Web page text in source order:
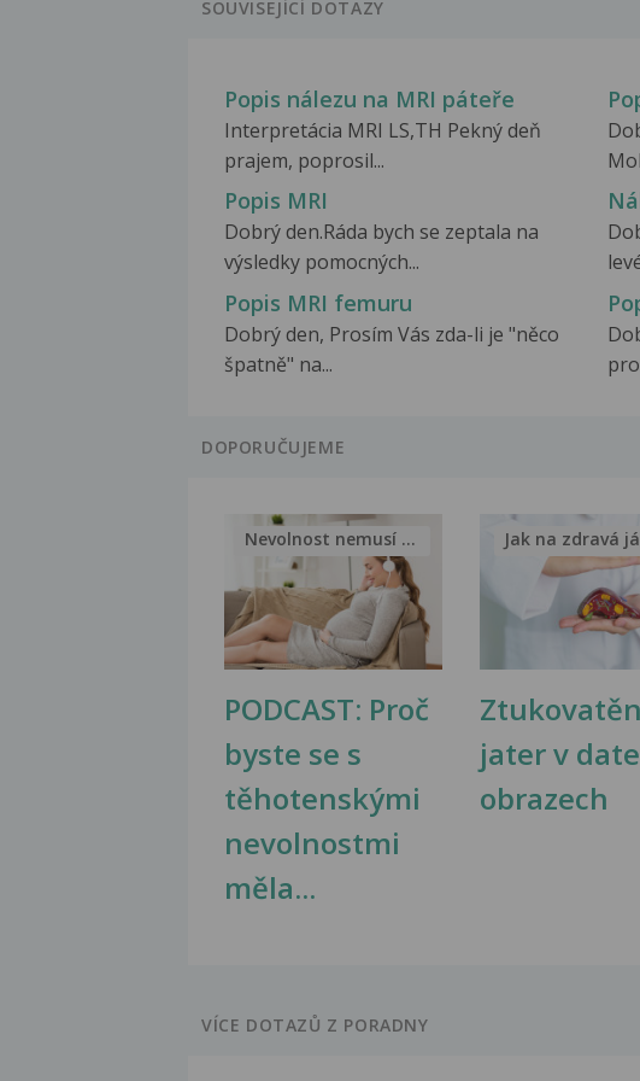
SOUVISEJÍCÍ DOTAZY
Popis nálezu na MRI páteře
Interpretácia MRI LS,TH Pekný deň
prajem, poprosil...
Popis MRI
Dobrý den.Ráda bych se zeptala na
výsledky pomocných...
Popis MRI femuru
Dobrý den, Prosím Vás zda-li je "něco
špatně" na...
DOPORUČUJEME
PODCAST: Proč
byste se s
těhotenskými
nevolnostmi
měla...
Nevolnost nemusí být nutnou...
jater v
obrazech
Jak na zdravá
VÍCE DOTAZŮ Z PORADNY